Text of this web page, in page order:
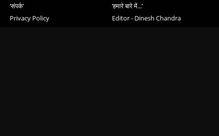
‘संपर्क’
‘हमारे बारे में...’
Privacy Policy
Editor - Dinesh Chandra